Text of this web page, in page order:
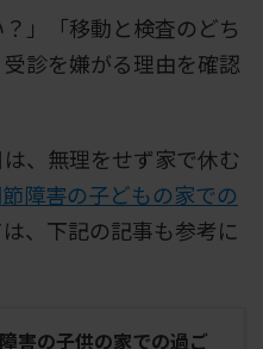
」「移動と検査のどち
診を嫌がる理由を確認
、無理をせず家で休む
障害の子どもの家での
、下記の記事も参考に
害の子供の家での過ご